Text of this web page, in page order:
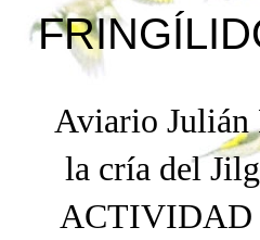
Aviario Julián
la cría del
ACTIVIDAD